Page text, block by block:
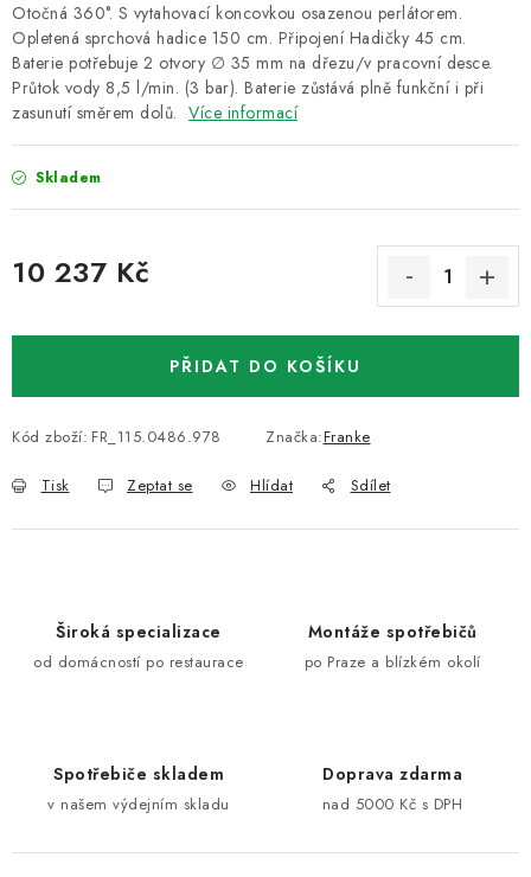
Otočná 360°. S vytahovací koncovkou osazenou perlátorem.
Opletená sprchová hadice 150 cm. Připojení Hadičky 45 cm.
Baterie potřebuje 2 otvory ∅ 35 mm na dřezu/v pracovní desce.
Průtok vody 8,5 l/min. (3 bar). Baterie zůstává plně funkční i při
zasunutí směrem dolů. Více informací
Skladem
10 237 Kč
PŘIDAT DO KOŠÍKU
Kód zboží: FR_115.0486.978 Značka:Franke
Tisk Zeptat se Hlídat Sdílet
Široká specializace
od domácností po restaurace
Montáže spotřebičů
po Praze a blízkém okolí
Spotřebiče skladem
v našem výdejním skladu
Doprava zdarma
nad 5000 Kč s DPH